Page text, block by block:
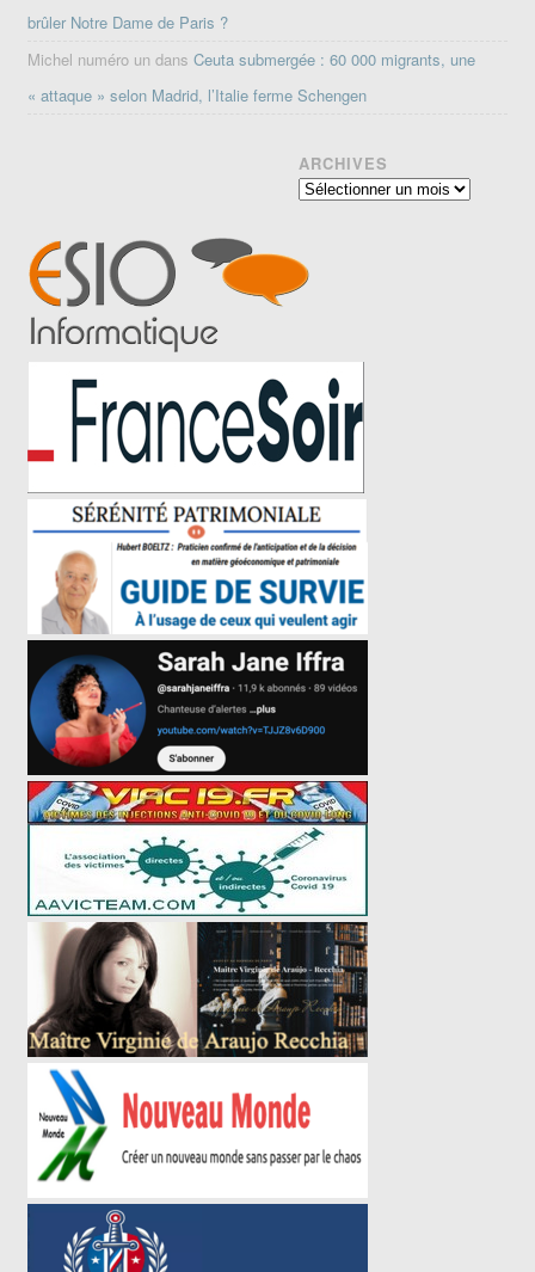
brûler Notre Dame de Paris ?
Michel numéro un dansCeuta submergée : 60 000 migrants, une
« attaque » selon Madrid, l’Italie ferme Schengen
ARCHIVES
Archives